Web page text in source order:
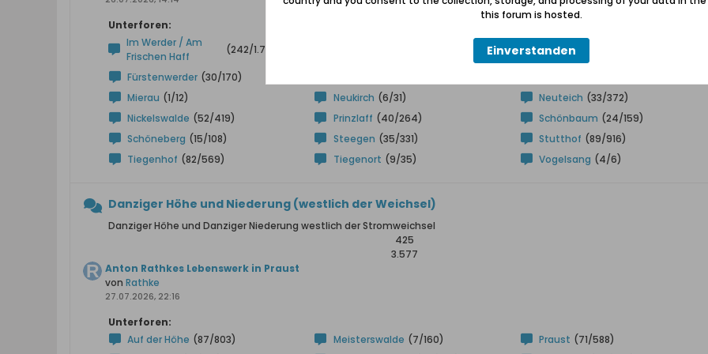
Unterforen:
Im Werder / Am
Frischen Haff
(242/1.767)
Fischerbabke
Fürstenwerder (30/170)
Mierau (1/12) Neukirch (6/31) Neuteich (33/372)
Nickelswalde (52/419) Prinzlaff (40/264) Schönbaum (24/159)
Schöneberg (15/108) Steegen (35/331) Stutthof (89/916)
Tiegenhof (82/569) Tiegenort (9/35) Vogelsang (4/6)
Danziger Höhe und Niederung (westlich der Weichsel)
Danziger Höhe und Danziger Niederung westlich der Stromweichsel
425
3.577
Anton Rathkes Lebenswerk in Praust
von Rathke
27.07.2026, 22:16
Unterforen:
Auf der Höhe (87/803) Meisterswalde (7/160) Praust (71/588)
this forum is hosted.
Einverstanden